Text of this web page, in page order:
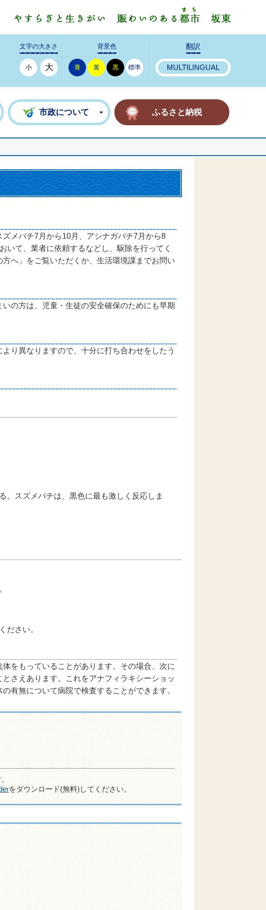
文字の大きさ
小 大
背景色
青 黄 黒 標準
翻訳
MULTILINGUAL
市政について ふるさと納税
ズメバチ7月から10月、アシナガバチ7月から8
いて、 業者に依頼するなどし、駆除を行ってく
へ」をご覧いただくか、生活環境課までお問い
の方は、児童・生徒の安全確保のためにも早期
り異なりますので、十分に打ち合わせをしたう
。スズメバチは、黒色に最も激しく反応しま
ださい。
をもっていることがあります。その場合、次に
さえあります。これをアナフィラキシーショッ
有無について病院で検査することができます。
をダウンロード(無料)してください。